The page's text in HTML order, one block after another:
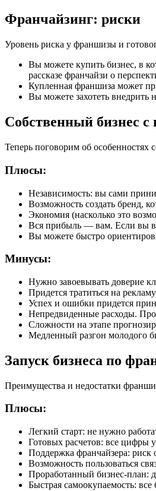
Франчайзинг: риски
Уровень риска у франшизы и
Вы можете купить бизнес, в
рассказе франчайзи о
Купленная франшиза может
Вы можете захотеть внедрить
Собственный бизнес
Теперь поговорим об особенностях
Плюсы:
Независимость: вы сами
Возможность создать бренд,
Экономия (насколько это
Вся прибыль — вам. Если вы
Вы можете быстро
Минусы:
Нужно завоевывать доверие
Придется тратиться на
Успех и ошибки придется
Непредвиденные расходы.
Сложности на этапе
Медленный разгон молодого
Запуск бизнеса по
Преимущества и недостатки
Плюсы:
Легкий старт: не нужно
Готовых расчетов: все цифры
Поддержка франчайзера: риск
Возможность пользоваться
Проработанный бизнес-план:
Быстрая самоокупаемость: